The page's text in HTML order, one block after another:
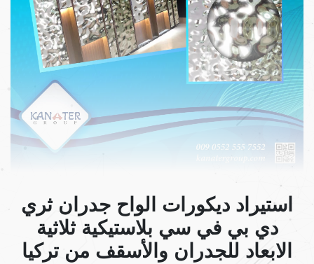
استيراد ديكورات الواح جدران ثري
دي بي في سي بلاستيكية ثلاثية
الابعاد للجدران والأسقف من تركيا